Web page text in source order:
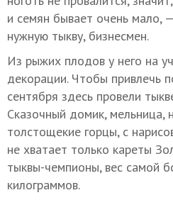
и семян бывает очень мало,
нужную тыкву, бизнесмен.
Из рыжих плодов у него на
декорации. Чтобы привлечь
сентября здесь провели
Сказочный домик,
толстощекие горцы, с
не хватает только кареты
тыквы-чемпионы, вес самой
килограммов.